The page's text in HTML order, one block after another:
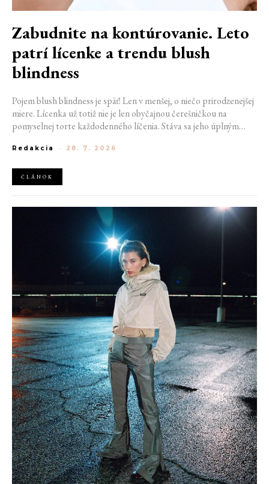
Zabudnite na kontúrovanie. Leto
patrí lícenke a trendu blush
blindness
Pojem blush blindness je späť! Len v menšej, o niečo prirodzenejšej
miere. Lícenka už totiž nie je len obyčajnou čerešničkou na
pomyselnej torte každodenného líčenia. Stáva sa jeho úplným
sviežosť, ktorú žiadny iný produkt napodobniť nedokáže. Termín
aktuálnym trendom.
Redakcia - 28. 7. 2026
ČLÁNOK